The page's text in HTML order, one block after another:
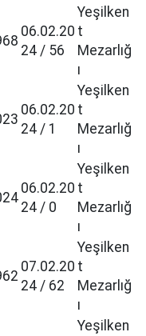
06.02.20
24 / 56
Yeşilken
t
Mezarlığ
ı
06.02.20
24 / 1
Yeşilken
t
Mezarlığ
ı
06.02.20
24 / 0
Yeşilken
t
Mezarlığ
ı
07.02.20
24 / 62
Yeşilken
t
Mezarlığ
ı
Yeşilken